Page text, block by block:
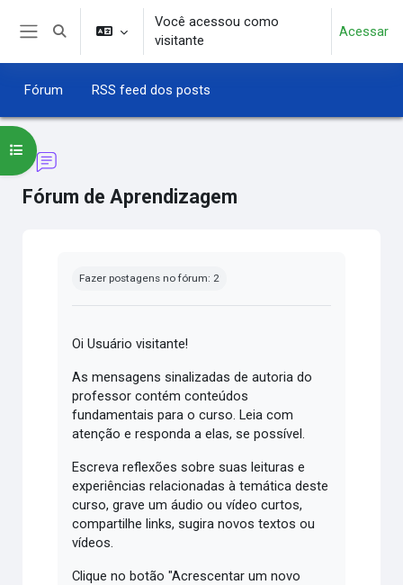
Ir para o conteúdo principal
Alternar entrada de pesquisa
Você acessou como
visitante
Acessar
Fórum RSS feed dos posts
Fórum de Aprendizagem
Abrir índice do curso
Fazer postagens no fórum: 2
Oi Usuário visitante!
As mensagens sinalizadas de autoria do
professor contém conteúdos
fundamentais para o curso. Leia com
atenção e responda a elas, se possível.
Escreva reflexões sobre suas leituras e
experiências relacionadas à temática deste
curso, grave um áudio ou vídeo curtos,
compartilhe links, sugira novos textos ou
vídeos.
Clique no botão "Acrescentar um novo